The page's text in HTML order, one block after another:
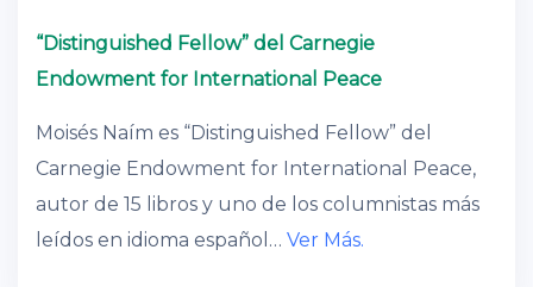
“Distinguished Fellow” del Carnegie
Endowment for International Peace
Moisés Naím es “Distinguished Fellow” del
Carnegie Endowment for International Peace,
autor de 15 libros y uno de los columnistas más
leídos en idioma español… Ver Más.